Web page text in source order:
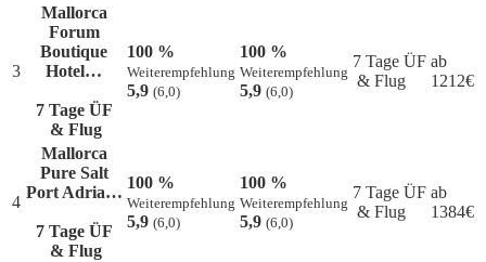
3
Mallorca
Forum
Boutique
Hotel…
7 Tage ÜF
& Flug
100 %
Weiterempfehlung
5,9 (6,0)
100 %
Weiterempfehlung
5,9 (6,0)
7 Tage ÜF
& Flug
ab
1212€
4
Mallorca
Pure Salt
Port Adria…
7 Tage ÜF
& Flug
100 %
Weiterempfehlung
5,9 (6,0)
100 %
Weiterempfehlung
5,9 (6,0)
7 Tage ÜF
& Flug
ab
1384€